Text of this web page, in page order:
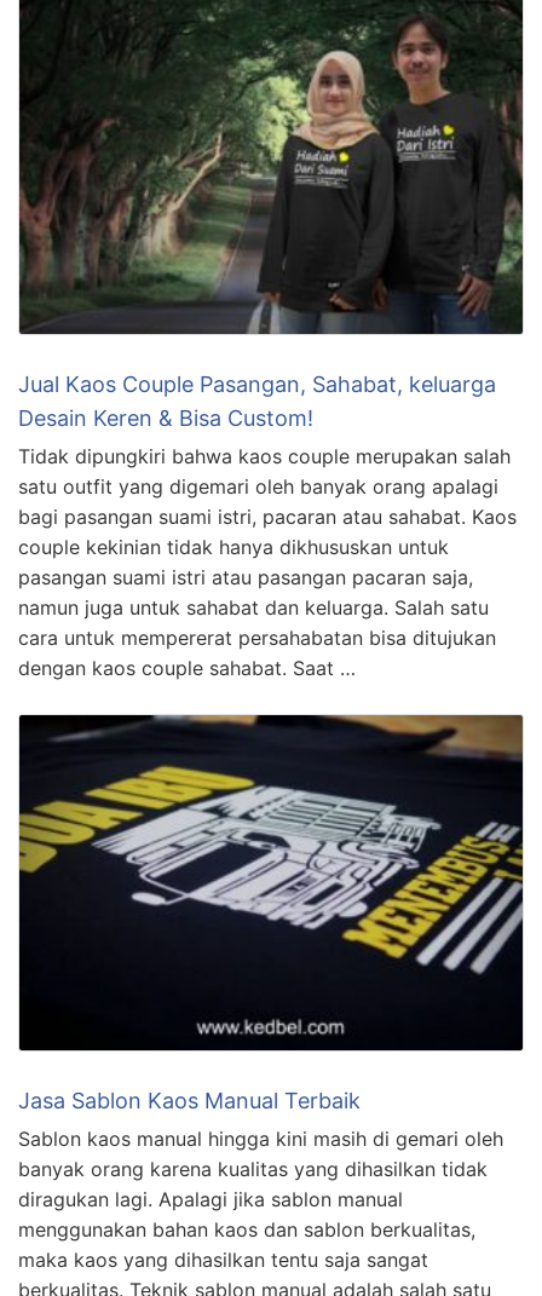
Jual Kaos Couple Pasangan, Sahabat, keluarga
Desain Keren & Bisa Custom!
Tidak dipungkiri bahwa kaos couple merupakan salah
satu outfit yang digemari oleh banyak orang apalagi
bagi pasangan suami istri, pacaran atau sahabat. Kaos
couple kekinian tidak hanya dikhususkan untuk
pasangan suami istri atau pasangan pacaran saja,
namun juga untuk sahabat dan keluarga. Salah satu
cara untuk mempererat persahabatan bisa ditujukan
dengan kaos couple sahabat. Saat …
Jasa Sablon Kaos Manual Terbaik
Sablon kaos manual hingga kini masih di gemari oleh
banyak orang karena kualitas yang dihasilkan tidak
diragukan lagi. Apalagi jika sablon manual
menggunakan bahan kaos dan sablon berkualitas,
maka kaos yang dihasilkan tentu saja sangat
berkualitas. Teknik sablon manual adalah salah satu